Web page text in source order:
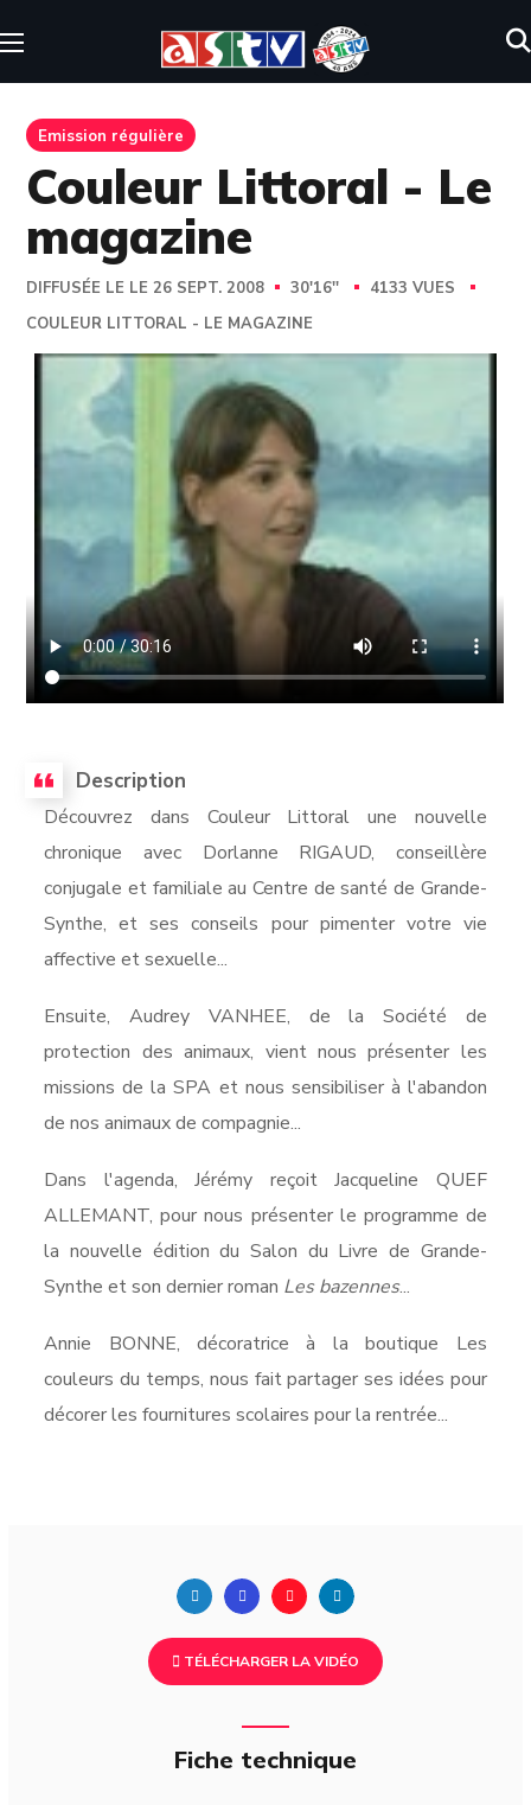
Emission régulière
Couleur Littoral - Le
magazine
DIFFUSÉE LE LE 26 SEPT. 2008 30'16''
4133 VUES
COULEUR LITTORAL - LE MAGAZINE
Description
Découvrez dans Couleur Littoral une nouvelle
chronique avec Dorlanne RIGAUD, conseillère
conjugale et familiale au Centre de santé de Grande-
Synthe, et ses conseils pour pimenter votre vie
affective et sexuelle...
Ensuite, Audrey VANHEE, de la Société de
protection des animaux, vient nous présenter les
missions de la SPA et nous sensibiliser à l'abandon
de nos animaux de compagnie...
Dans l'agenda, Jérémy reçoit Jacqueline QUEF
ALLEMANT, pour nous présenter le programme de
la nouvelle édition du Salon du Livre de Grande-
Synthe et son dernier roman Les bazennes...
Annie BONNE, décoratrice à la boutique Les
couleurs du temps, nous fait partager ses idées pour
décorer les fournitures scolaires pour la rentrée...
TÉLÉCHARGER LA VIDÉO
Fiche technique